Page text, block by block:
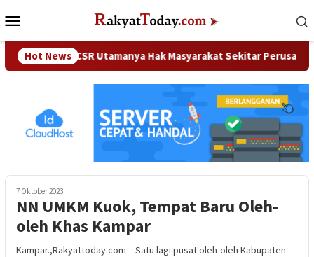
ke
Mobile
Hot News
: CSR Utamanya Hak Masyarakat Sekitar Perusahaan
7 Oktober 2023
NN UMKM Kuok, Tempat Baru Oleh-
oleh Khas Kampar
Kampar.,Rakyattoday.com – Satu lagi pusat oleh-oleh Kabupaten